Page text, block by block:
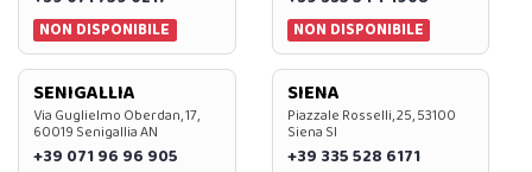
NON DISPONIBILE
NON DISPONIBILE
SENIGALLIA
Via Guglielmo Oberdan, 17,
60019 Senigallia AN
+39 071 96 96 905
SIENA
Piazzale Rosselli, 25, 53100
Siena SI
+39 335 528 6171